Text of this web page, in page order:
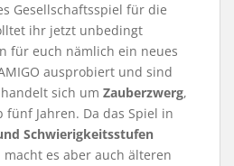
Gesellschaftsspiel für die
ihr jetzt unbedingt
für euch nämlich ein neues
ausprobiert und sind
sich um Zauberzwerg,
Jahren. Da das Spiel in
Schwierigkeitsstufen
es aber auch älteren